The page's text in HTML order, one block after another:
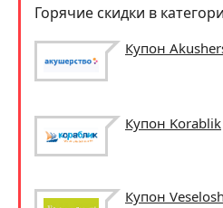
Горячие скидки в
Купон
Купон Korablik
Купон